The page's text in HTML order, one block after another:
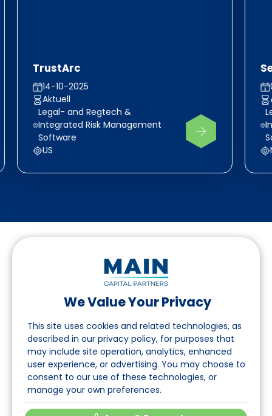
We Value Your Privacy
This site uses cookies and related technologies, as
described in our privacy policy, for purposes that
may include site operation, analytics, enhanced
user experience, or advertising. You may choose to
consent to our use of these technologies, or
manage your own preferences.
TrustArc
14-10-2025
Aktuell
Legal- and Regtech &
Integrated Risk Management
Software
US
Folgen Sie uns auf LinkedIn
Seite
Über uns